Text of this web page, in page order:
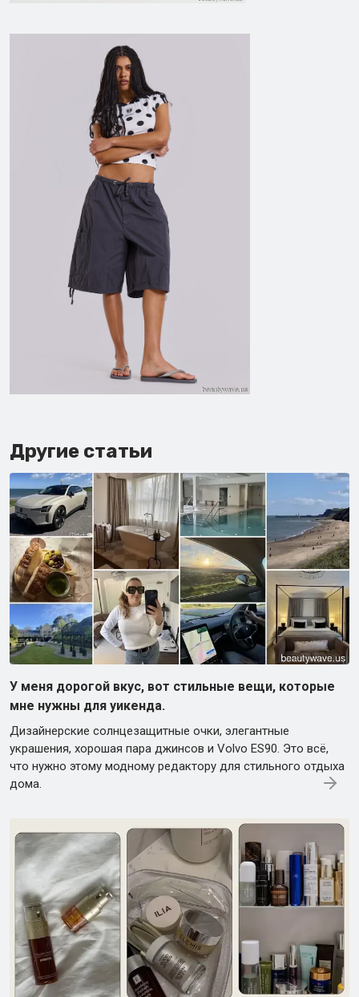
Другие статьи
У меня дорогой вкус, вот стильные вещи, которые
мне нужны для уикенда.
Дизайнерские солнцезащитные очки, элегантные
украшения, хорошая пара джинсов и Volvo ES90. Это всё,
что нужно этому модному редактору для стильного отдыха
дома.